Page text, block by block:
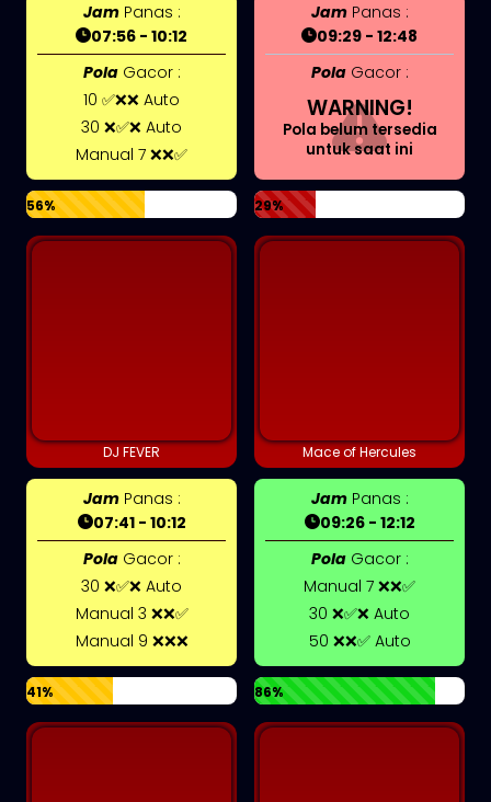
JamPanas :
07:56 - 10:12
PolaGacor :
10 ✅❌❌ Auto
30 ❌✅❌ Auto
Manual 7 ❌❌✅
56%
JamPanas :
09:29 - 12:48
PolaGacor :
WARNING!
Pola belum tersedia
untuk saat ini
29%
DJ FEVER
JamPanas :
07:41 - 10:12
PolaGacor :
30 ❌✅❌ Auto
Manual 3 ❌❌✅
Manual 9 ❌❌❌
41%
Mace of Hercules
JamPanas :
09:26 - 12:12
PolaGacor :
Manual 7 ❌❌✅
30 ❌✅❌ Auto
50 ❌❌✅ Auto
86%